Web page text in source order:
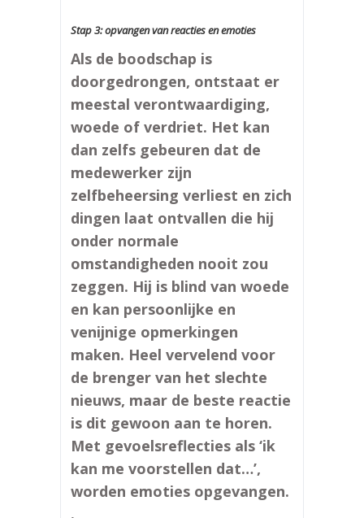
Stap 3: opvangen van reacties en emoties
Als de boodschap is
doorgedrongen, ontstaat er
meestal verontwaardiging,
woede of verdriet. Het kan
dan zelfs gebeuren dat de
medewerker zijn
zelfbeheersing verliest en zich
dingen laat ontvallen die hij
onder normale
omstandigheden nooit zou
zeggen. Hij is blind van woede
en kan persoonlijke en
venijnige opmerkingen
maken. Heel vervelend voor
de brenger van het slechte
nieuws, maar de beste reactie
is dit gewoon aan te horen.
Met gevoelsreflecties als ‘ik
kan me voorstellen dat…’,
worden emoties opgevangen.
.